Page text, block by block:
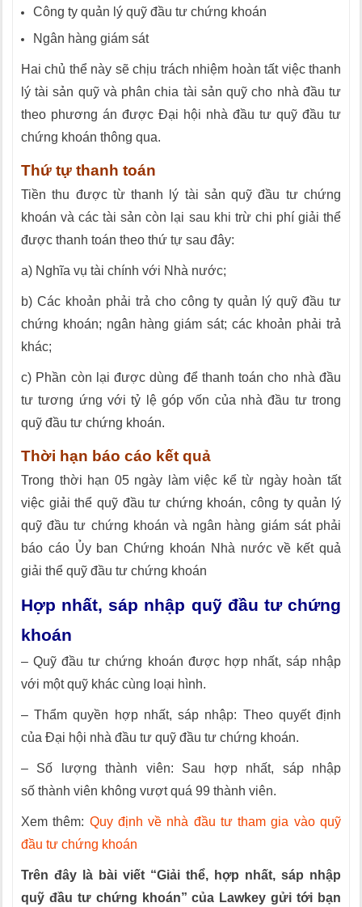
Công ty quản lý quỹ đầu tư chứng khoán
Ngân hàng giám sát
Hai chủ thể này sẽ chịu trách nhiệm hoàn tất việc thanh
lý tài sản quỹ và phân chia tài sản quỹ cho nhà đầu tư
theo phương án được Đại hội nhà đầu tư quỹ đầu tư
chứng khoán thông qua.
Thứ tự thanh toán
Tiền thu được từ thanh lý tài sản quỹ đầu tư chứng
khoán và các tài sản còn lại sau khi trừ chi phí giải thể
được thanh toán theo thứ tự sau đây:
a) Nghĩa vụ tài chính với Nhà nước;
b) Các khoản phải trả cho công ty quản lý quỹ đầu tư
chứng khoán; ngân hàng giám sát; các khoản phải trả
khác;
c) Phần còn lại được dùng để thanh toán cho nhà đầu
tư tương ứng với tỷ lệ góp vốn của nhà đầu tư trong
quỹ đầu tư chứng khoán.
Thời hạn báo cáo kết quả
Trong thời hạn 05 ngày làm việc kể từ ngày hoàn tất
việc giải thể quỹ đầu tư chứng khoán, công ty quản lý
quỹ đầu tư chứng khoán và ngân hàng giám sát phải
báo cáo Ủy ban Chứng khoán Nhà nước về kết quả
giải thể quỹ đầu tư chứng khoán
Hợp nhất, sáp nhập quỹ đầu tư chứng
khoán
– Quỹ đầu tư chứng khoán được hợp nhất, sáp nhập
với một quỹ khác cùng loại hình.
– Thẩm quyền hợp nhất, sáp nhập: Theo quyết định
của Đại hội nhà đầu tư quỹ đầu tư chứng khoán.
– Số lượng thành viên: Sau hợp nhất, sáp nhập
số thành viên không vượt quá 99 thành viên.
Xem thêm: Quy định về nhà đầu tư tham gia vào quỹ
đầu tư chứng khoán
Trên đây là bài viết “Giải thể, hợp nhất, sáp nhập
quỹ đầu tư chứng khoán” của Lawkey gửi tới bạn